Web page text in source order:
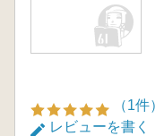
（1件）
レビューを書く